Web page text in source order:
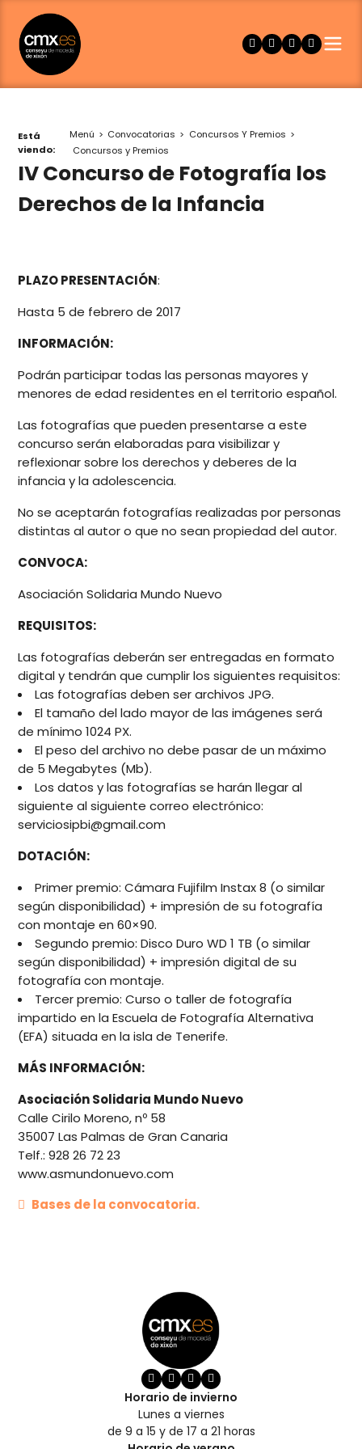
Está
viendo:
Menú Convocatorias
Concursos Y Premios
Concursos y Premios
IV Concurso de Fotografía los
Derechos de la Infancia
PLAZO PRESENTACIÓN:
Hasta 5 de febrero de 2017
INFORMACIÓN:
Podrán participar todas las personas mayores y
menores de edad residentes en el territorio español.
Las fotografías que pueden presentarse a este
concurso serán elaboradas para visibilizar y
reflexionar sobre los derechos y deberes de la
infancia y la adolescencia.
No se aceptarán fotografías realizadas por personas
distintas al autor o que no sean propiedad del autor.
CONVOCA:
Asociación Solidaria Mundo Nuevo
REQUISITOS:
Las fotografías deberán ser entregadas en formato
digitaly tendrán que cumplir los siguientes requisitos:
Las fotografías deben ser archivos JPG.
El tamaño del lado mayor de las imágenes será
demínimo 1024 PX.
El peso del archivo no debe pasar de unmáximo
de 5 Megabytes (Mb).
Los datos y las fotografías se harán llegar al
siguiente al siguiente correo electrónico:
serviciosipbi@gmail.com
DOTACIÓN:
Primer premio: Cámara Fujifilm Instax 8 (o similar
según disponibilidad) + impresión de su fotografía
con montaje en 60×90.
Segundo premio: Disco Duro WD 1 TB (o similar
según disponibilidad) + impresión digital de su
fotografía con montaje.
Tercer premio: Curso o taller de fotografía
impartido en la Escuela de Fotografía Alternativa
(EFA) situada en la isla de Tenerife.
MÁS INFORMACIÓN:
Asociación Solidaria Mundo Nuevo
Calle Cirilo Moreno, nº 58
35007 Las Palmas de Gran Canaria
Telf.: 928 26 72 23
www.asmundonuevo.com
Bases de la convocatoria.
Horario de invierno
Lunes a viernes
de 9 a 15 y de 17 a 21 horas